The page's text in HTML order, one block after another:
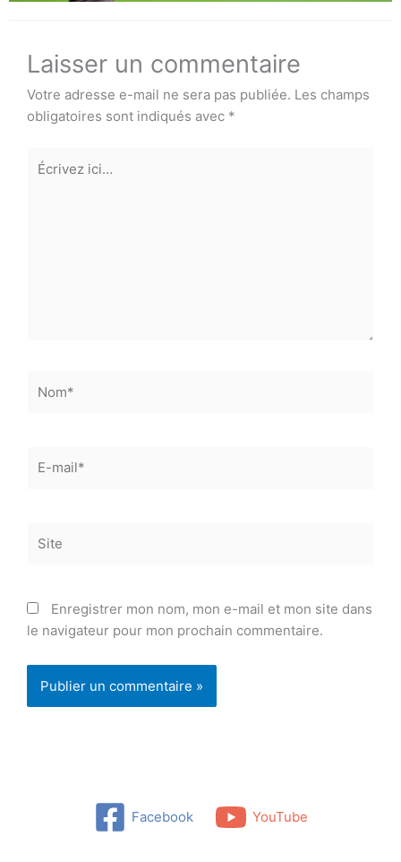
Laisser un commentaire
Votre adresse e-mail ne sera pas publiée. Les champs
obligatoires sont indiqués avec *
Écrivez
ici…
mail*
Enregistrer mon nom, mon e-mail et mon site dans
le navigateur pour mon prochain commentaire.
Facebook YouTube